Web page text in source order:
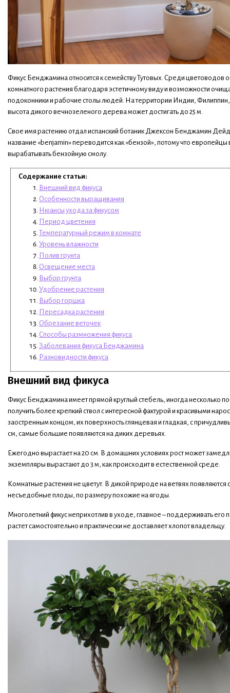
Фикус Бенджамина относится к семейству Тутовых. Среди цветоводов
комнатного растения благодаря эстетичному виду и возможности
подоконники и рабочие столы людей. На территории Индии,
высота дикого вечнозеленого дерева может достигать до 25 м.
Свое имя растению отдал испанский ботаник Джексон Бенджамин
название «benjamin» переводится как «бензой», потому что
вырабатывать бензойную смолу.
Содержание статьи:
Внешний вид фикуса
Особенности выращивания
Нюансы ухода за фикусом
Период цветения
Температурный режим в комнате
Уровень влажности
Полив грунта
Освещение места
Выбор грунта
Удобрение растения
Выбор горшка
Пересадка растения
Обрезание веточек
Способы размножения фикуса
Заболевания фикуса Бенджамина
Разновидности фикуса
Внешний вид фикуса
Фикус Бенджамина имеет прямой круглый стебель, иногда несколько
получить более крепкий ствол с интересной фактурой и красивыми
заостренным концом, их поверхность глянцевая и гладкая, с
см, самые большие появляются на диких деревьях.
Ежегодно вырастает на 20 см. В домашних условиях рост может
экземпляры вырастают до 3 м, как происходит в естественной среде.
Комнатные растения не цветут. В дикой природе на ветвях
несъедобные плоды, по размеру похожие на ягоды.
Многолетний фикус неприхотлив в уходе, главное – поддерживать
растет самостоятельно и практически не доставляет хлопот владельцу.